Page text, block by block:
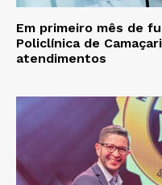
Em primeiro mês de
Policlínica de
atendimentos